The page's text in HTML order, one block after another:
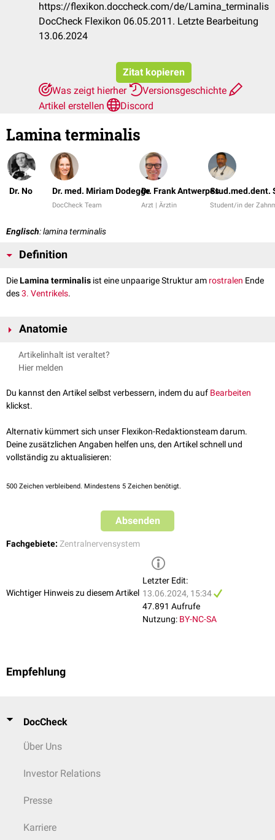
https://flexikon.doccheck.com/de/Lamina_terminalis
DocCheck Flexikon 06.05.2011. Letzte Bearbeitung
13.06.2024
Zitat kopieren
Was zeigt hierher
Versionsgeschichte
Artikel erstellen
Discord
Lamina terminalis
Dr. No Dr. med. Miriam Dodegge
DocCheck Team
Dr. Frank Antwerpes
Arzt | Ärztin
Stud.med.dent.
Student/in der
Englisch: lamina terminalis
Definition
DieLamina terminalis ist eine unpaarige Struktur am rostralen Ende
des3. Ventrikels.
Anatomie
Die Lamina terminalis ist eine dünne Platte zwischen
undChiasma opticum
(OVLT), welches eine wichtige Rolle für die Kontrolle des
Wasserhaushaltes
Artikelinhalt ist veraltet?
Hier melden
Du kannst den Artikel selbst verbessern, indem du auf Bearbeiten
klickst.
Alternativ kümmert sich unser Flexikon-Redaktionsteam darum.
Deine zusätzlichen Angaben helfen uns, den Artikel schnell und
vollständig zu aktualisieren:
500 Zeichen verbleibend. Mindestens 5 Zeichen benötigt.
Absenden
Fachgebiete: Zentralnervensystem
Wichtiger Hinweis zu diesem Artikel
Letzter Edit:
13.06.2024, 15:34
47.891 Aufrufe
Nutzung: BY-NC-SA
Empfehlung
DocCheck
Über Uns
Investor Relations
Presse
Karriere